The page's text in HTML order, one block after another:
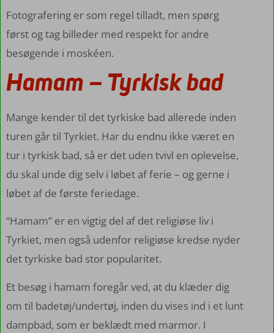
Fotografering er som regel tilladt, men spørg
først og tag billeder med respekt for andre
besøgende i moskéen.
Hamam – Tyrkisk bad
Mange kender til det tyrkiske bad allerede inden
turen går til Tyrkiet. Har du endnu ikke været en
tur i tyrkisk bad, så er det uden tvivl en oplevelse,
du skal unde dig selv i løbet af ferie – og gerne i
løbet af de første feriedage.
“Hamam” er en vigtig del af det religiøse liv i
Tyrkiet, men også udenfor religiøse kredse nyder
det tyrkiske bad stor popularitet.
Et besøg i hamam foregår ved, at du klæder dig
om til badetøj/undertøj, inden du vises ind i et lunt
dampbad, som er beklædt med marmor. I